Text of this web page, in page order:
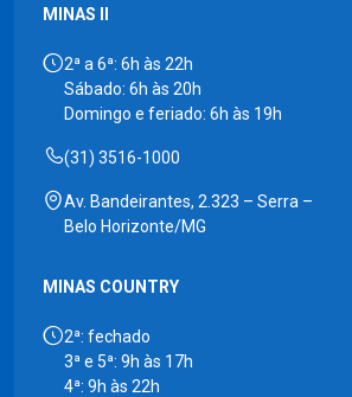
MINAS II
2ª a 6ª: 6h às 22h
Sábado: 6h às 20h
Domingo e feriado: 6h às 19h
(31) 3516-1000
Av. Bandeirantes, 2.323 – Serra –
Belo Horizonte/MG
MINAS COUNTRY
2ª: fechado
3ª e 5ª: 9h às 17h
4ª: 9h às 22h